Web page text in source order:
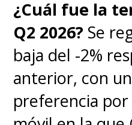
¿Cuál fue la
Q2 2026? Se
baja del -2%
anterior, con
preferencia